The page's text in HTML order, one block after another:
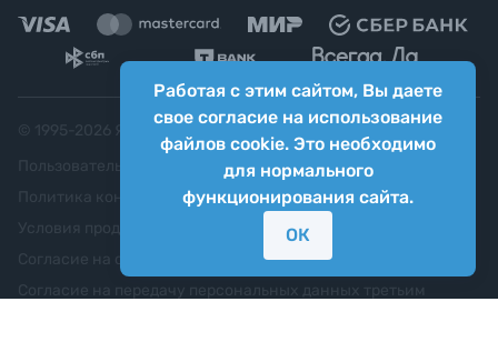
Работая с этим сайтом, Вы даете
свое согласие на использование
файлов cookie. Это необходимо
для нормального
функционирования сайта.
ОК
Яркий фотомаркет ("Яркий Мир")
Пользовательское соглашение
Политика конфиденциальности
Согласие на обработку персональных данных
Согласие на передачу персональных данных третьим